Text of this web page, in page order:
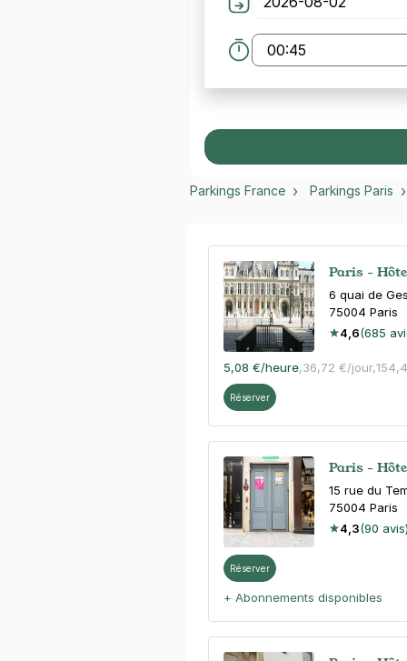
Parkings France Parkings Paris
Paris -
6 quai de
75004 Paris
4,6(685
5,08 €/heure,36,72 €/jour,
Réserver
Paris -
15 rue du
75004 Paris
4,3(90 avis)
Réserver
+ Abonnements disponibles